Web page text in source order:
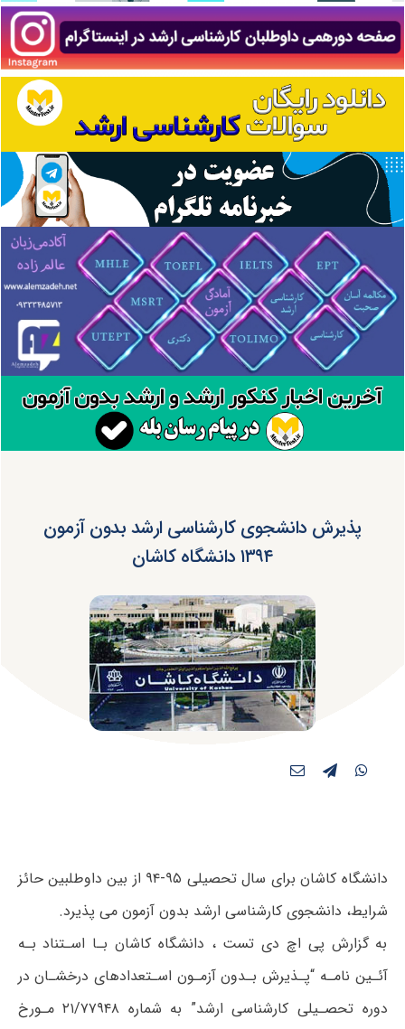
پذیرش دانشجوی کارشناسی ارشد بدون آزمون
۱۳۹۴ دانشگاه کاشان
دانشگاه کاشان برای سال تحصیلی ۹۵-۹۴ از بین داوطلبین حائز
شرایط، دانشجوی کارشناسی ارشد بدون آزمون می پذیرد.
به گزارش پی اچ دی تست ، دانشگاه کاشان بـا اسـتناد بـه
آئـین نامـه “پـذیرش بـدون آزمـون اسـتعدادهای درخشـان در
دوره تحصـیلی کارشناسی ارشد” به شماره ۲۱/۷۷۹۴۸ مـورخ